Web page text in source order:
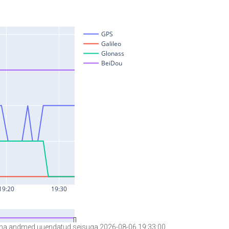
andmed uuendatud seisuga 2026-08-06 19:33:00